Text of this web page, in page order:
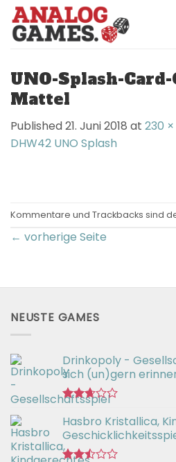
Skip
content
UNO-Splash-
Mattel
Published21. Juni 2018 at 230
DHW42 UNO Splash
Kommentare und Trackbacks sind
← vorherige Seite
NEUSTE GAMES
Drinkopoly -
sich (un)gern
Bewertet
mit
2.67
von 5
Hasbro Kristallica,